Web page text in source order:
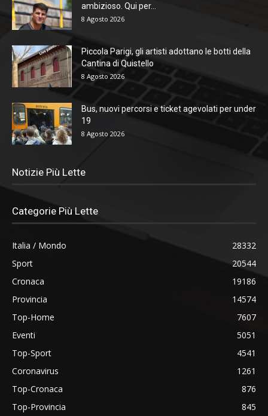
ambizioso. Qui per...
8 Agosto 2026
Piccola Parigi, gli artisti adottano le botti della
Cantina di Quistello
8 Agosto 2026
Bus, nuovi percorsi e ticket agevolati per under
19
8 Agosto 2026
Notizie Più Lette
Categorie Più Lette
Italia / Mondo
28332
Sport
20544
Cronaca
19186
Provincia
14574
Top-Home
7607
Eventi
5051
Top-Sport
4541
Coronavirus
1261
Top-Cronaca
876
Top-Provincia
845